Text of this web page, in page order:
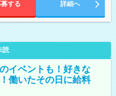
募する 詳細へ
読
イベントも！好きな
働いたその日に給料